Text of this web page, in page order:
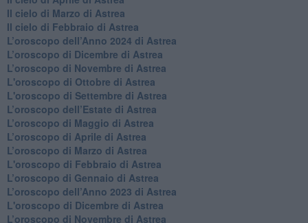
​Il cielo di Marzo di Astrea
​Il cielo di Febbraio di Astrea
​L’oroscopo dell’Anno 2024 di Astrea
​L’oroscopo di Dicembre di Astrea
​L’oroscopo di Novembre di Astrea
L'oroscopo di Ottobre di Astrea
L'oroscopo di Settembre di Astrea
L’oroscopo dell’Estate di Astrea
​L’oroscopo di Maggio di Astrea
​L’oroscopo di Aprile di Astrea
L’oroscopo di Marzo di Astrea
L'oroscopo di Febbraio di Astrea
​L’oroscopo di Gennaio di Astrea
​L’oroscopo dell’Anno 2023 di Astrea
L'oroscopo di Dicembre di Astrea
L’oroscopo di Novembre di Astrea